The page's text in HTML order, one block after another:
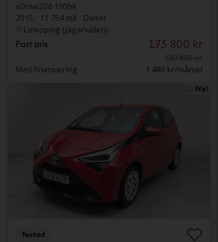
xDrive20d 190hk
2015
11 754 mil
Diesel
Linköping (Jägarvallen)
Fast pris 173 800 kr
189 800 kr
Med finansiering
1 480 kr/månad
Ny!
Testad